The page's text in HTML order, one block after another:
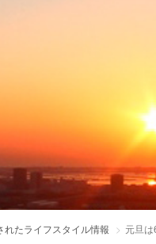
れたライフスタイル情報 元旦